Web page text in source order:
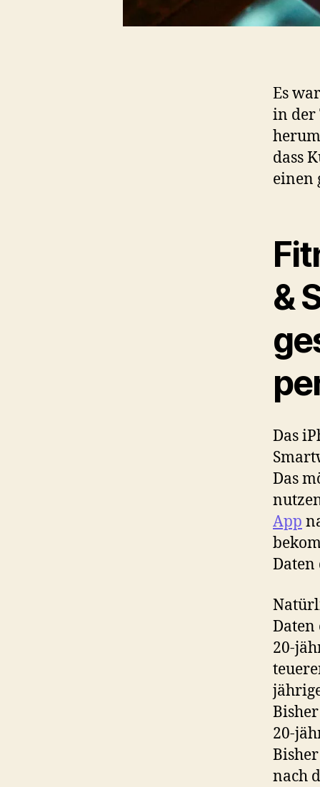
Es
in der
dass
einen
&
Das
Das
App
Daten
20-
20-
nach